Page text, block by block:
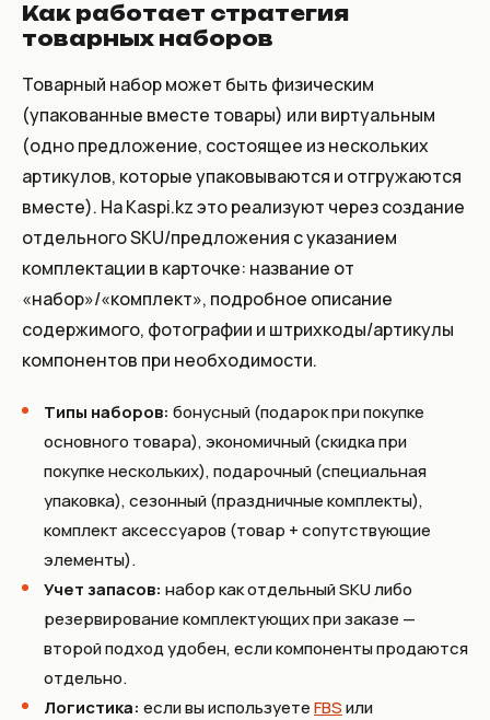
Как работает стратегия
товарных наборов
Товарный набор может быть физическим
(упакованные вместе товары) или виртуальным
(одно предложение, состоящее из нескольких
артикулов, которые упаковываются и отгружаются
вместе). На Kaspi.kz это реализуют через создание
отдельного SKU/предложения с указанием
комплектации в карточке: название от
«набор»/«комплект», подробное описание
содержимого, фотографии и штрихкоды/артикулы
компонентов при необходимости.
Типы наборов: бонусный (подарок при покупке
основного товара), экономичный (скидка при
покупке нескольких), подарочный (специальная
упаковка), сезонный (праздничные комплекты),
комплект аксессуаров (товар + сопутствующие
элементы).
Учет запасов: набор как отдельный SKU либо
резервирование комплектующих при заказе —
второй подход удобен, если компоненты продаются
отдельно.
Логистика: если вы используетеFBSили